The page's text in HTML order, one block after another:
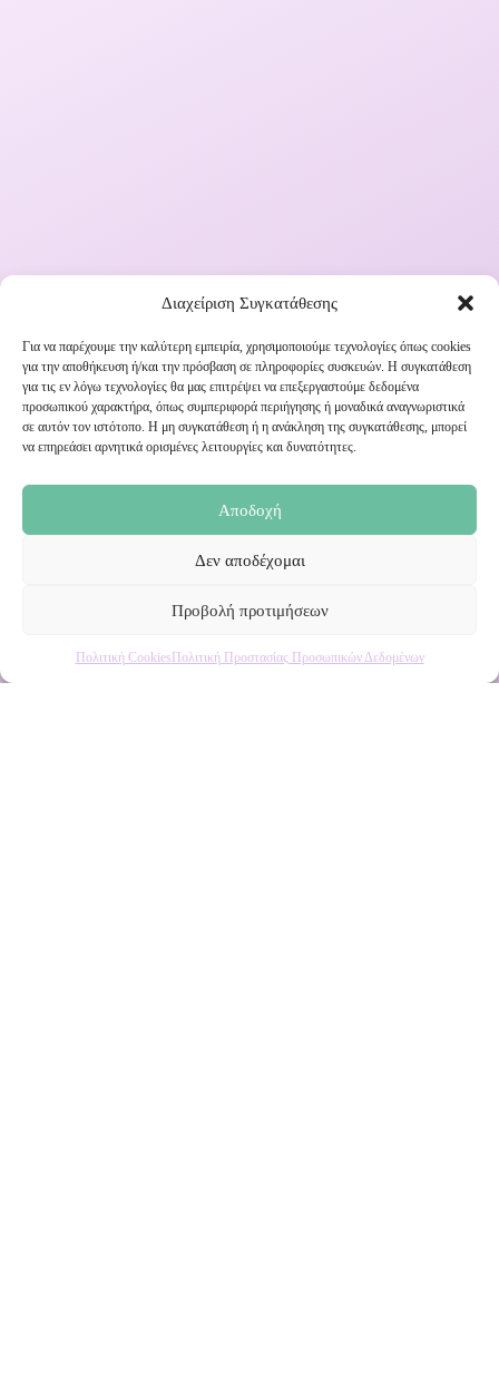
Διαχείριση Συγκατάθεσης
Για να παρέχουμε την καλύτερη εμπειρία, χρησιμοποιούμε τεχνολογίες όπως cookies
για την αποθήκευση ή/και την πρόσβαση σε πληροφορίες συσκευών. Η συγκατάθεση
για τις εν λόγω τεχνολογίες θα μας επιτρέψει να επεξεργαστούμε δεδομένα
προσωπικού χαρακτήρα, όπως συμπεριφορά περιήγησης ή μοναδικά αναγνωριστικά
σε αυτόν τον ιστότοπο. Η μη συγκατάθεση ή η ανάκληση της συγκατάθεσης, μπορεί
να επηρεάσει αρνητικά ορισμένες λειτουργίες και δυνατότητες.
Αποδοχή
Δεν αποδέχομαι
Προβολή προτιμήσεων
Πολιτική Cookies Πολιτική Προστασίας Προσωπικών Δεδομένων
Εγγραφή στο Newsletter μας
Ενημερωθείτε πρώτοι για εκπτώσεις και αποκλειστικές